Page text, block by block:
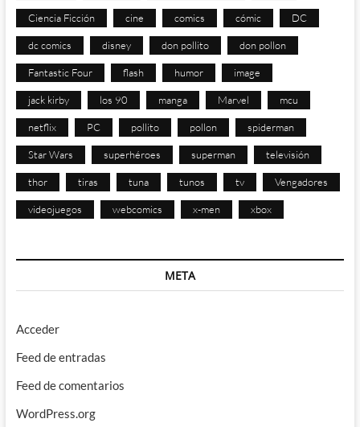
Ciencia Ficción cine comics cómic DC
dc comics disney don pollito don pollon
Fantastic Four flash humor image
jack kirby los 90 manga Marvel mcu
netflix PC pollito pollon spiderman
Star Wars superhéroes superman televisión
thor tiras tuna tunos tv Vengadores
videojuegos webcomics x-men xbox
META
Acceder
Feed de entradas
Feed de comentarios
WordPress.org